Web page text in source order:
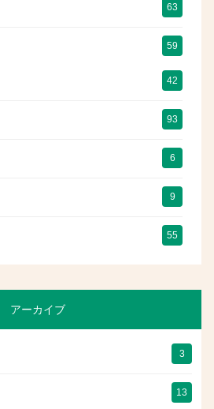
63
59
42
93
6
9
55
アーカイブ
3
13